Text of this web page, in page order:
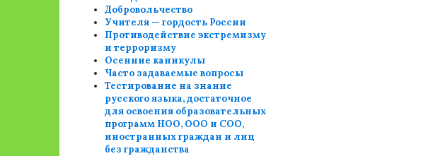
Добровольчество
Учителя — гордость России
Противодействие экстремизму
и терроризму
Осенние каникулы
Часто задаваемые вопросы
Тестирование на знание
русского языка, достаточное
для освоения образовательных
программ НОО, ООО и СОО,
иностранных граждан и лиц
без гражданства